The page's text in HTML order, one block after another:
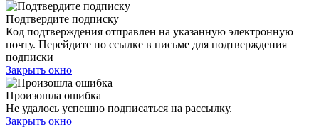
Подтвердите подписку
Код подтверждения отправлен на указанную электронную
почту. Перейдите по ссылке в письме для подтверждения
подписки
Закрыть окно
Произошла ошибка
Не удалось успешно подписаться на рассылку.
Закрыть окно